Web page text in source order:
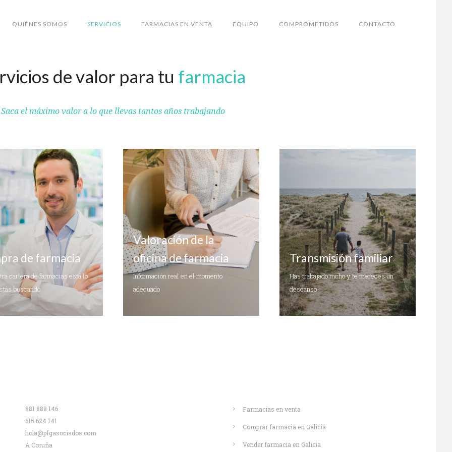
QUIÉNES SOMOS SERVICIOS FARMACIAS EN VENTA EQUIPO COMPROMETIDOS CONTACTO
de valor para tu farmacia
Saca el máximo valor a lo que llevas tantos años trabajando
de farmacia
cartera de farmacias está lo
buscando
Valoración de la
oficina de farmacia
Información real en el momento
adecuado
Transmisión familiar
Has trabajado mcho y te mereces un
descanso
881 888 146
615 624 141
hola@pfgasociados.com
A Coruña
Farmacias en venta
Comprar farmacia en Galicia
Vender farmacia en Galicia